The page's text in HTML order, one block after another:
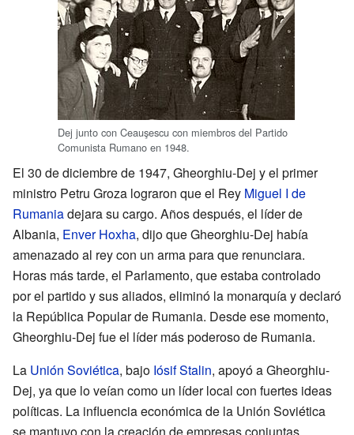
Dej junto con Ceauşescu con miembros del Partido
Comunista Rumano en 1948.
El 30 de diciembre de 1947, Gheorghiu-Dej y el primer
ministro Petru Groza lograron que el Rey Miguel I de
Rumaniadejara su cargo. Años después, el líder de
Albania, Enver Hoxha, dijo que Gheorghiu-Dej había
amenazado al rey con un arma para que renunciara.
Horas más tarde, el Parlamento, que estaba controlado
por el partido y sus aliados, eliminó la monarquía y declaró
la República Popular de Rumania. Desde ese momento,
Gheorghiu-Dej fue el líder más poderoso de Rumania.
La Unión Soviética, bajo Iósif Stalin, apoyó a Gheorghiu-
Dej, ya que lo veían como un líder local con fuertes ideas
políticas. La influencia económica de la Unión Soviética
se mantuvo con la creación de empresas conjuntas